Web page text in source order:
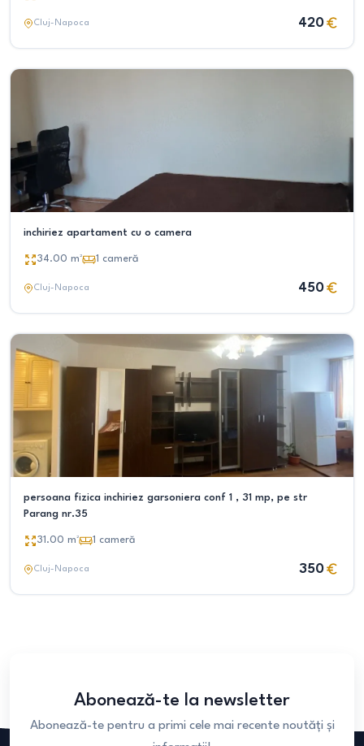
Cluj-Napoca 420
inchiriez apartament cu o camera
34.00 m² 1 cameră
Cluj-Napoca 450
persoana fizica inchiriez garsoniera conf 1 , 31 mp, pe str
Parang nr.35
31.00 m² 1 cameră
Cluj-Napoca 350
Abonează-te la newsletter
Abonează-te pentru a primi cele mai recente noutăți și